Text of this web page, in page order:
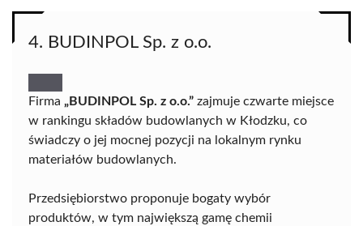
4. BUDINPOL Sp. z o.o.
Firma „BUDINPOL Sp. z o.o.” zajmuje czwarte miejsce
w rankingu składów budowlanych w Kłodzku, co
świadczy o jej mocnej pozycji na lokalnym rynku
materiałów budowlanych.
Przedsiębiorstwo proponuje bogaty wybór
produktów, w tym największą gamę chemii